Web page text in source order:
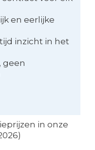
en eerlijke
inzicht in het
geen
in onze